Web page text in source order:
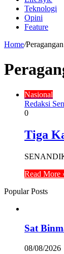
Teknologi
Opini
Feature
Home/
Nasional
Redaksi
0
Tiga
Read More
Popular Posts
Sat
08/08/2026